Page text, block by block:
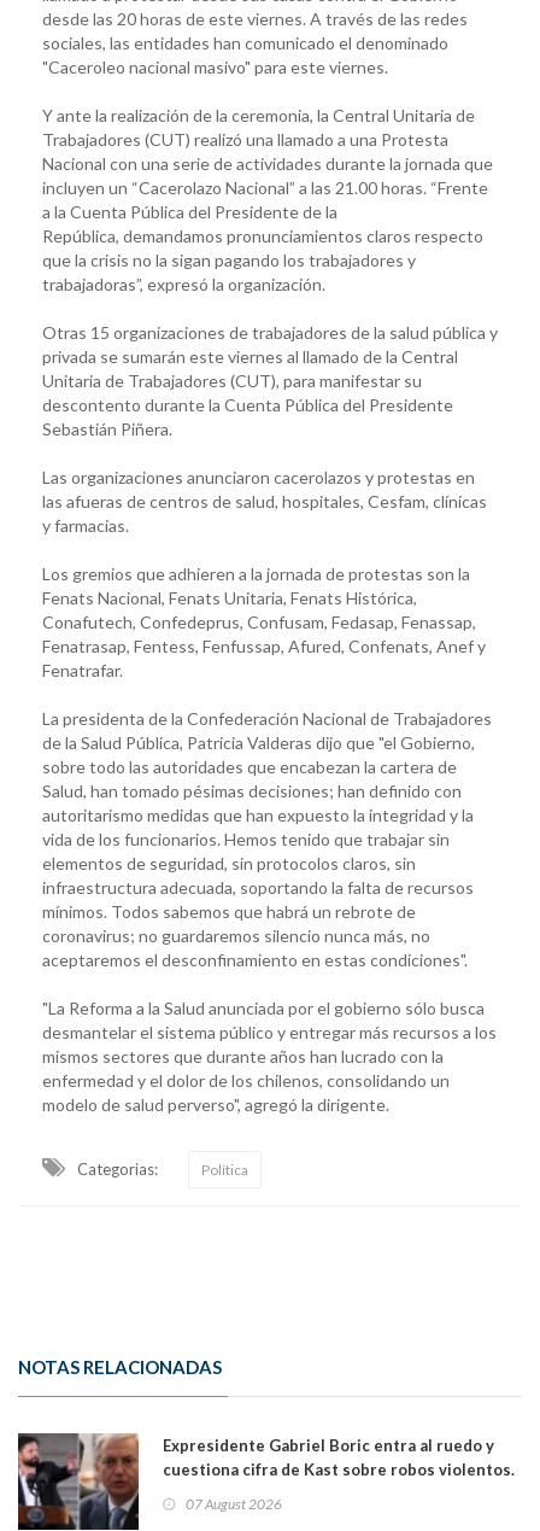
desde las 20 horas de este viernes. A través de las redes
sociales, las entidades han comunicado el denominado
"Caceroleo nacional masivo" para este viernes.
Y ante la realización de la ceremonia, la Central Unitaria de
Trabajadores (CUT) realizó una llamado a una Protesta
Nacional con una serie de actividades durante la jornada que
incluyen un “Cacerolazo Nacional” a las 21.00 horas. “Frente
a la Cuenta Pública del Presidente de la
República, demandamos pronunciamientos claros respecto
que la crisis no la sigan pagando los trabajadores y
trabajadoras”, expresó la organización.
Otras 15 organizaciones de trabajadores de la salud pública y
privada se sumarán este viernes al llamado de la Central
Unitaria de Trabajadores (CUT), para manifestar su
descontento durante la Cuenta Pública del Presidente
Sebastián Piñera.
Las organizaciones anunciaron cacerolazos y protestas en
las afueras de centros de salud, hospitales, Cesfam, clínicas
y farmacias.
Los gremios que adhieren a la jornada de protestas son la
Fenats Nacional, Fenats Unitaria, Fenats Histórica,
Conafutech, Confedeprus, Confusam, Fedasap, Fenassap,
Fenatrasap, Fentess, Fenfussap, Afured, Confenats, Anef y
Fenatrafar.
La presidenta de la Confederación Nacional de Trabajadores
de la Salud Pública, Patricia Valderas dijo que "el Gobierno,
sobre todo las autoridades que encabezan la cartera de
Salud, han tomado pésimas decisiones; han definido con
autoritarismo medidas que han expuesto la integridad y la
vida de los funcionarios. Hemos tenido que trabajar sin
elementos de seguridad, sin protocolos claros, sin
infraestructura adecuada, soportando la falta de recursos
mínimos. Todos sabemos que habrá un rebrote de
coronavirus; no guardaremos silencio nunca más, no
aceptaremos el desconfinamiento en estas condiciones".
"La Reforma a la Salud anunciada por el gobierno sólo busca
desmantelar el sistema público y entregar más recursos a los
mismos sectores que durante años han lucrado con la
enfermedad y el dolor de los chilenos, consolidando un
modelo de salud perverso", agregó la dirigente.
Categorias: Política
NOTAS RELACIONADAS
Expresidente Gabriel Boric entra al ruedo y
cuestiona cifra de Kast sobre robos violentos.
07 August 2026